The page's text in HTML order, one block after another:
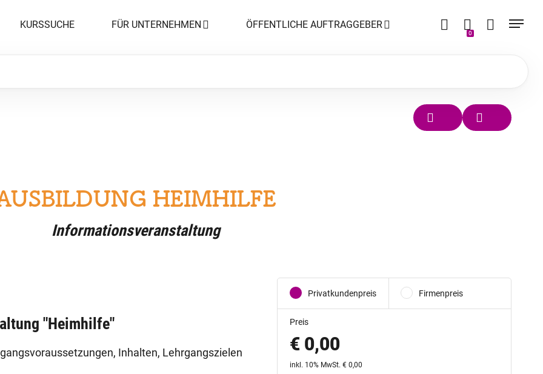
KURSSUCHE FÜR UNTERNEHMEN ÖFFENTLICHE AUFTRAGGEBER
0
HEIMHILFE
Informationsveranstaltung
"Heimhilfe"
Inhalten, Lehrgangszielen
Privatkundenpreis Firmenpreis
Preis
€ 0,00
inkl. 10% MwSt. € 0,00